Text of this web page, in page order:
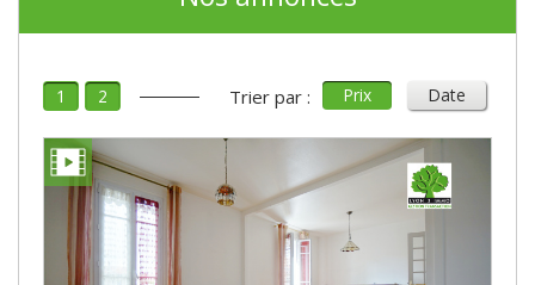
1 2 Trier par : Prix Date